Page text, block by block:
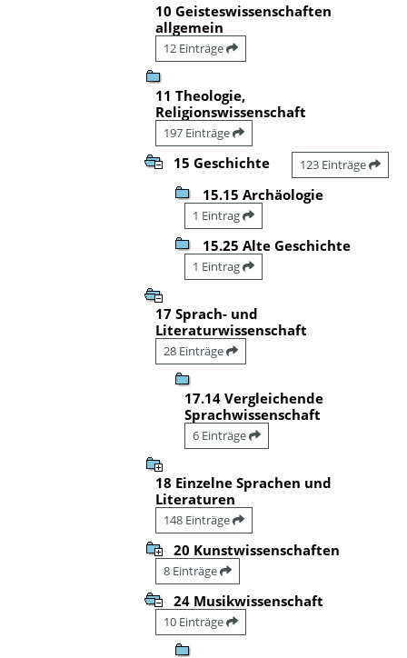
10 Geisteswissenschaften
allgemein
12 Einträge
11 Theologie,
Religionswissenschaft
197 Einträge
15 Geschichte 123 Einträge
15.15 Archäologie
1 Eintrag
15.25 Alte Geschichte
1 Eintrag
17 Sprach- und
Literaturwissenschaft
28 Einträge
17.14 Vergleichende
Sprachwissenschaft
6 Einträge
18 Einzelne Sprachen und
Literaturen
148 Einträge
20 Kunstwissenschaften
8 Einträge
24 Musikwissenschaft
10 Einträge